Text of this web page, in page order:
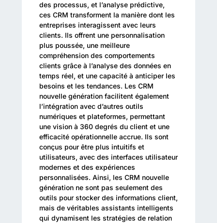
des processus, et l’analyse prédictive,
ces CRM transforment la manière dont les
entreprises interagissent avec leurs
clients. Ils offrent une personnalisation
plus poussée, une meilleure
compréhension des comportements
clients grâce à l’analyse des données en
temps réel, et une capacité à anticiper les
besoins et les tendances. Les CRM
nouvelle génération facilitent également
l’intégration avec d’autres outils
numériques et plateformes, permettant
une vision à 360 degrés du client et une
efficacité opérationnelle accrue. Ils sont
conçus pour être plus intuitifs et
utilisateurs, avec des interfaces utilisateur
modernes et des expériences
personnalisées. Ainsi, les CRM nouvelle
génération ne sont pas seulement des
outils pour stocker des informations client,
mais de véritables assistants intelligents
qui dynamisent les stratégies de relation